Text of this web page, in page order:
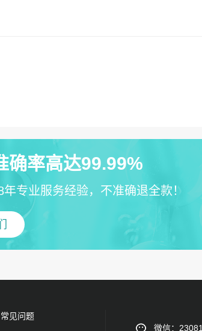
确率高达99.99%
专业服务经验，不准确退全款！
常见问题
微信：